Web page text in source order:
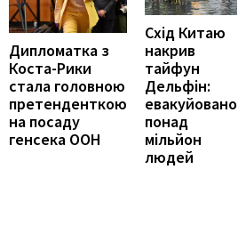
Дипломатка з
Коста-Рики
стала головною
претенденткою
на посаду
генсека ООН
Схід Китаю
накрив
тайфун
Дельфін:
евакуйовано
понад
мільйон
людей